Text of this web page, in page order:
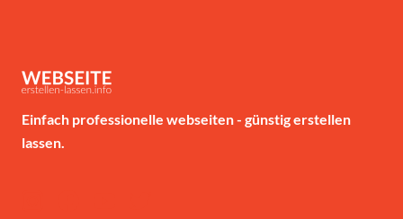
Einfach professionelle webseiten - günstig erstellen
lassen.